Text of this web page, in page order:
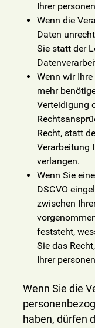
Ihrer
Wenn die
Daten
Sie statt der
Wenn wir
mehr
Verteidigung
Recht, statt
Verarbeitung
verlangen.
Wenn Sie
DSGVO
zwischen
feststeht,
Sie das
Ihrer
Wenn Sie die
haben, dürfen